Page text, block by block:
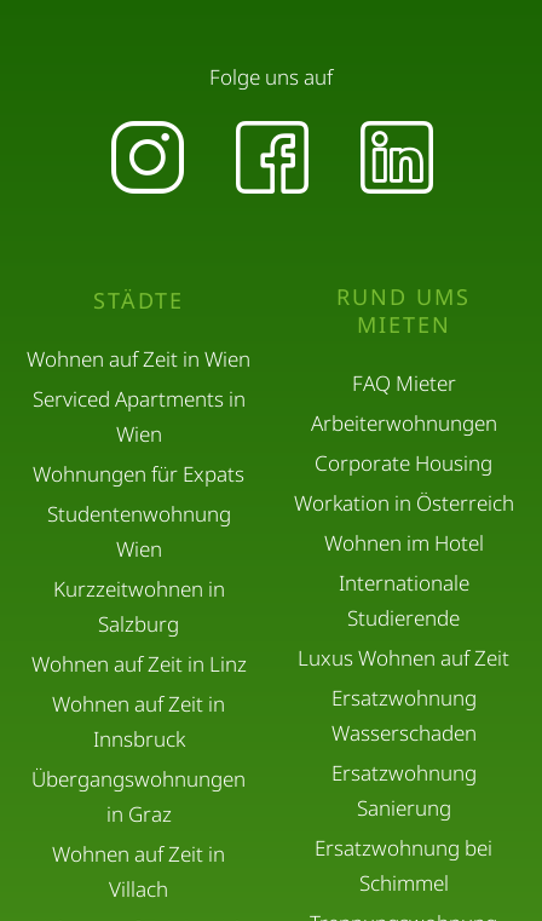
respektieren Sie die Nachbarschaft.
Bitte trennen Sie den Müll (Papier, Plastik,
Restmüll) und entsorgen Sie ihn in den dafür
vorgesehenen Behältern.
Sauberkeit
Bitte halten Sie die Wohnung sauber. Bei längeren
Aufenthalten bieten wir auf Wunsch einen
Reinigungsservice an.
Schlüssel
Bitte bewahren Sie Ihren Schlüssel sorgfältig auf.
Bei Verlust wird eine Gebühr für den
Ersatzschlüssel erhoben.
Energie & Wasser
STÄDTE
Wohnen auf Zeit in Wien
Serviced Apartments in
Wien
Wohnungen für Expats
Studentenwohnung
Wien
Kurzzeitwohnen in
Salzburg
Wohnen auf Zeit in Linz
Wohnen auf Zeit in
Innsbruck
Übergangswohnungen
in Graz
Wohnen auf Zeit in
Villach
RUND UMS
MIETEN
FAQ Mieter
Arbeiterwohnungen
Corporate Housing
Workation in Österreich
Wohnen im Hotel
Internationale
Studierende
Luxus Wohnen auf Zeit
Ersatzwohnung
Wasserschaden
Ersatzwohnung
Sanierung
Ersatzwohnung bei
Schimmel
Folge uns auf